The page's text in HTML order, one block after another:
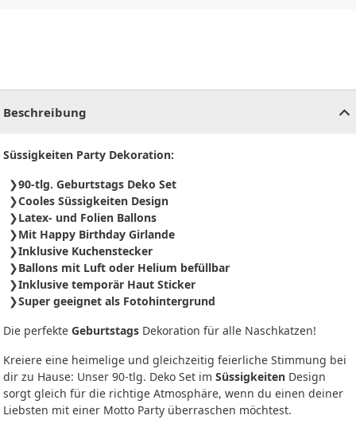
Beschreibung
Süssigkeiten Party Dekoration:
90-tlg. Geburtstags Deko Set
Cooles Süssigkeiten Design
Latex- und Folien Ballons
Mit Happy Birthday Girlande
Inklusive Kuchenstecker
Ballons mit Luft oder Helium befüllbar
Inklusive temporär Haut Sticker
Super geeignet als Fotohintergrund
Die perfekte Geburtstags Dekoration für alle Naschkatzen!
Kreiere eine heimelige und gleichzeitig feierliche Stimmung bei
dir zu Hause: Unser 90-tlg. Deko Set im Süssigkeiten Design
sorgt gleich für die richtige Atmosphäre, wenn du einen deiner
Liebsten mit einer Motto Party überraschen möchtest.